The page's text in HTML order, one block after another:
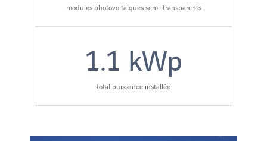
modules photovoltaïques semi-transparents
1.1 kWp
total puissance installée